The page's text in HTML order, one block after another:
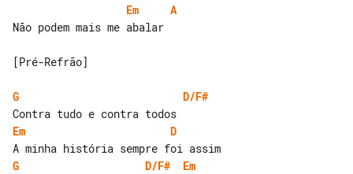
Em
A
Não podem mais me abalar
[Pré-Refrão]
G
D/F#
Em
D
G
D/F#
Em